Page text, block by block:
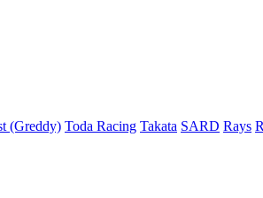
(Greddy) Toda Racing Takata SARD Rays